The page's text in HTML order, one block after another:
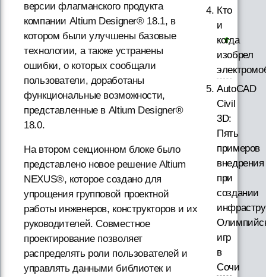
версии флагманского продукта
компании Altium Designer® 18.1, в
котором были улучшены базовые
технологии, а также устранены
ошибки, о которых сообщали
пользователи, доработаны
функциональные возможности,
представленные в Altium Designer®
18.0.
На втором секционном блоке было
представлено новое решение Altium
NEXUS®, которое создано для
упрощения групповой проектной
работы инженеров, конструкторов и их
руководителей. Совместное
проектирование позволяет
распределять роли пользователей и
управлять данными библиотек и
Кто
и
когда
изобрел
AutoCAD
Civil
3D:
Пять
примеров
внедрения
при
создании
игр
в
Сочи